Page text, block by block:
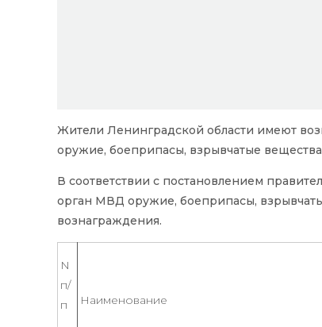
Жители Ленинградской области имеют
оружие, боеприпасы, взрывчатые
В соответствии с постановлением
орган МВД оружие, боеприпасы,
вознаграждения.
N
п/
п
Наименование